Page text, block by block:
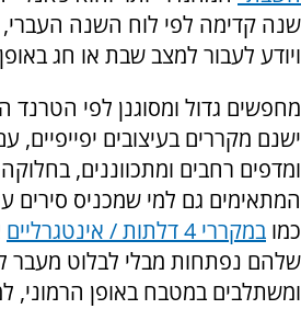
שנה קדימה לפי לוח השנה
ויודע לעבור למצב שבת או חג
מחפשים גדול ומסוגנן לפי
ישנם מקררים בעיצובים יפייפיים,
ומדפים רחבים ומתכווננים,
המתאימים גם למי שמכניס סירים
כמו במקררי 4 דלתות / אינטגרליים
שלהם נפתחות מבלי לבלוט מעבר
ומשתלבים במטבח באופן הרמוני,